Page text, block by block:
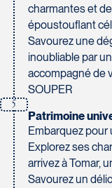
charmantes et
époustouflant
Savourez une
inoubliable par
accompagné de
SOUPER
5
Patrimoine
Embarquez
Explorez ses
arrivez à Tomar,
Savourez un
Tél :450-372-
Voyages Jean-
2152 Boulevard
J4W 1L9
Tél :450-671-
Québec
G1V 4K5
Tél :418-653-
2500 rue
Québec
G2C 0M4
Tél :
418-659-